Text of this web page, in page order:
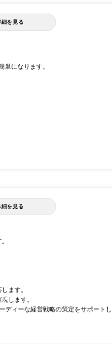
細を見る
単になります。
細を見る
ます。
します。
ィーな経営戦略の策定をサポートし